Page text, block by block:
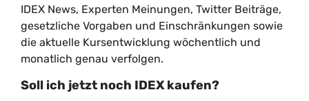
IDEX News, Experten Meinungen, Twitter Beiträge,
gesetzliche Vorgaben und Einschränkungen sowie
die aktuelle Kursentwicklung wöchentlich und
monatlich genau verfolgen.
Soll ich jetzt noch IDEX kaufen?